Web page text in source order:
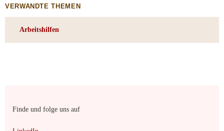
VERWANDTE THEMEN
Arbeitshilfen
Finde und folge uns auf